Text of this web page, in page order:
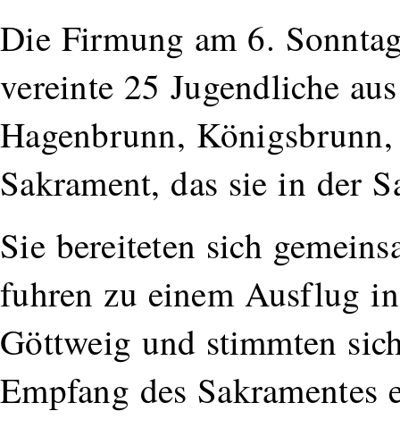
Die Firmung am 6.
vereinte 25 Jugendliche
Hagenbrunn,
Sakrament, das sie in der
Sie bereiteten sich
fuhren zu einem Ausflug
Göttweig und stimmten
Empfang des